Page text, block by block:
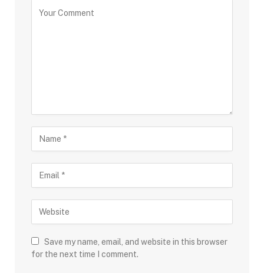
Save my name, email, and website in this browser
for the next time I comment.